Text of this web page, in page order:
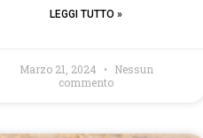
LEGGI TUTTO »
Marzo 21, 2024
Nessun
commento